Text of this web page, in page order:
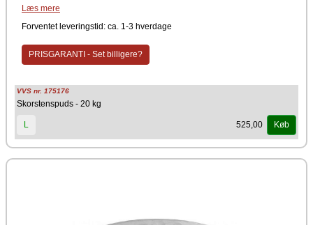
Skorstenspuds
Lim
Schiedel
Læs mere
Forventet leveringstid: ca. 1-3 hverdage
PRISGARANTI - Set billigere?
VVS nr. 175176
Skorstenspuds - 20 kg
L 525,00 Køb